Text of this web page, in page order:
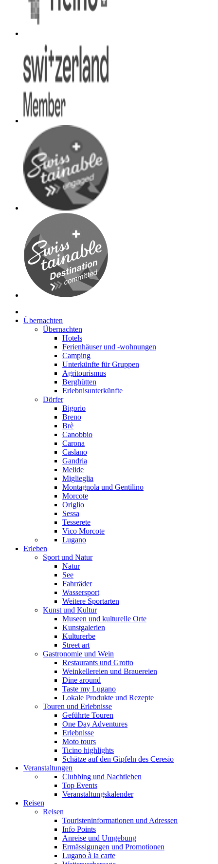
Übernachten
Übernachten
Hotels
Ferienhäuser und -wohnungen
Camping
Unterkünfte für Gruppen
Agritourismus
Berghütten
Erlebnisunterkünfte
Dörfer
Bigorio
Breno
Brè
Canobbio
Carona
Caslano
Gandria
Melide
Miglieglia
Montagnola und Gentilino
Morcote
Origlio
Sessa
Tesserete
Vico Morcote
Lugano
Erleben
Sport und Natur
Natur
See
Fahrräder
Wassersport
Weitere Sportarten
Kunst und Kultur
Museen und kulturelle Orte
Kunstgalerien
Kulturerbe
Street art
Gastronomie und Wein
Restaurants und Grotto
Weinkellereien und Brauereien
Dine around
Taste my Lugano
Lokale Produkte und Rezepte
Touren und Erlebnisse
Geführte Touren
One Day Adventures
Erlebnisse
Moto tours
Ticino highlights
Schätze auf den Gipfeln des Ceresio
Veranstaltungen
Clubbing und Nachtleben
Top Events
Veranstaltungskalender
Reisen
Reisen
Touristeninformationen und Adressen
Info Points
Anreise und Umgebung
Ermässigungen und Promotionen
Lugano à la carte